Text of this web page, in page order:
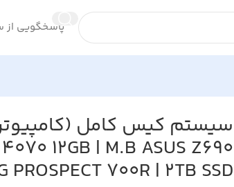
پاسخگویی از ساعت 11 تا 20 -
12GB | M.B ASUS Z690
700R | 2TB SSD